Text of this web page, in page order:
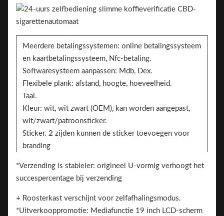
Meerdere betalingssystemen: online betalingssysteem
en kaartbetalingssysteem, Nfc-betaling.
Softwaresysteem aanpassen: Mdb, Dex.
Flexibele plank: afstand, hoogte, hoeveelheid.
Taal.
Kleur: wit, wit zwart (OEM), kan worden aangepast,
wit/zwart/patroonsticker.
Sticker. 2 zijden kunnen de sticker toevoegen voor
branding
*Verzending is stabieler: origineel U-vormig verhoogt het
succespercentage bij verzending
+ Roosterkast verschijnt voor zelfafhalingsmodus.
*Uitverkooppromotie: Mediafunctie 19 inch LCD-scherm